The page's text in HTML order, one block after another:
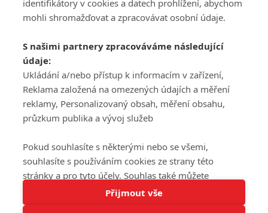
Tato stránka používá soubory cookies.
REGISTROVAT
Šéfredaktorkou webu jePetr Slavík, e-mailserialy@fandimefilmu.cz
Máte-li zájem o inzerci na našem webu napište nám na e-mail
studio@koncal.com
Ochrana osobních údajů|Zásady používání cookies |Pravidla webu
Upravit nastavení soukromí
© 2016 – 2026 FandimeSerialum.cz / All rights reserved /
identifikátory v cookies a datech prohlížení, abychom
mohli shromažďovat a zpracovávat osobní údaje.
S našimi partnery zpracováváme následující
údaje:
Ukládání a/nebo přístup k informacím v zařízení,
Reklama založená na omezených údajích a měření
reklamy, Personalizovaný obsah, měření obsahu,
průzkum publika a vývoj služeb
Pokud souhlasíte s některými nebo se všemi,
souhlasíte s používáním cookies ze strany této
stránky a pro tyto účely. Souhlas také můžete
odmítnout, ale v takovém případě vám na stránce
nebudou k dispozici některé personalizované funkce.
Přijmout vše